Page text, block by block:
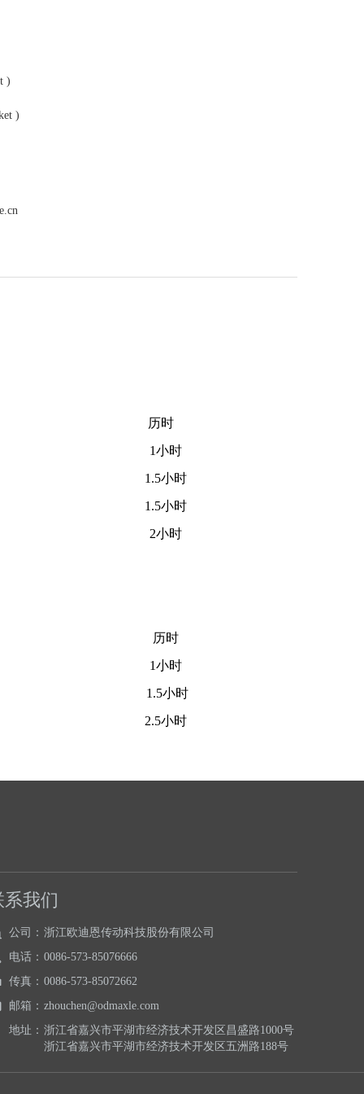
历时
1小时
1.5小时
1.5小时
2小时
历时
1小时
1.5小时
2.5小时
)
)
系我们
公司： 浙江欧迪恩传动科技股份有限公司
电话： 0086-573-85076666
传真： 0086-573-85072662
邮箱： zhouchen@odmaxle.com
地址： 浙江省嘉兴市平湖市经济技术开发区昌盛路1000号
浙江省嘉兴市平湖市经济技术开发区五洲路188号